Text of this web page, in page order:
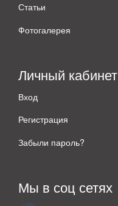
Статьи
Фотогалерея
Личный кабинет
Вход
Регистрация
Забыли пароль?
Мы в соц сетях